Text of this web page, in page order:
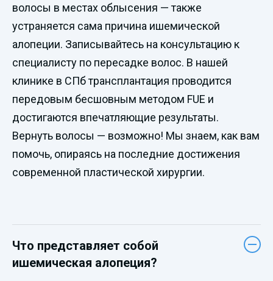
волосы в местах облысения — также
устраняется сама причина ишемической
алопеции. Записывайтесь на консультацию к
специалисту по пересадке волос. В нашей
клинике в СПб трансплантация проводится
передовым бесшовным методом FUE и
достигаются впечатляющие результаты.
Вернуть волосы — возможно! Мы знаем, как вам
помочь, опираясь на последние достижения
современной пластической хирургии.
Что представляет собой
ишемическая алопеция?